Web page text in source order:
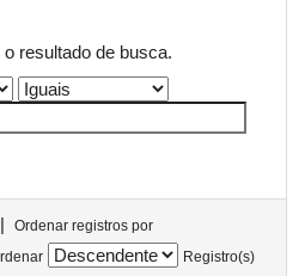
resultado de busca.
|
Ordenar registros por
Registro(s)